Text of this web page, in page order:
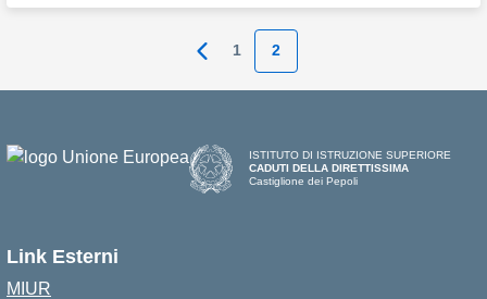
Pagina precedente
1 2
ISTITUTO DI ISTRUZIONE SUPERIORE
CADUTI DELLA DIRETTISSIMA
Castiglione dei Pepoli
Link Esterni
MIUR